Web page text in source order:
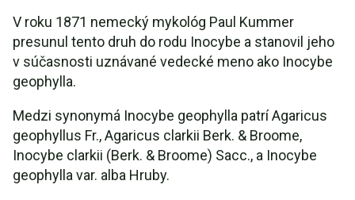
V roku 1871 nemecký mykológ Paul Kummer
presunul tento druh do rodu Inocybe a stanovil jeho
v súčasnosti uznávané vedecké meno ako Inocybe
geophylla.
Medzi synonymá Inocybe geophylla patrí Agaricus
geophyllus Fr., Agaricus clarkii Berk. & Broome,
Inocybe clarkii (Berk. & Broome) Sacc., a Inocybe
geophylla var. alba Hruby.